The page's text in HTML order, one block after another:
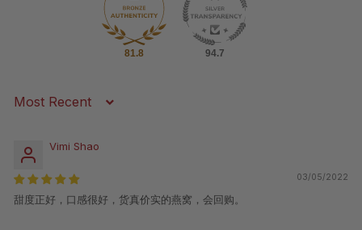
81.8 94.7
Sort by
Vimi Shao
03/05/2022
甜度正好，口感很好，货真价实的燕窝，会回购。